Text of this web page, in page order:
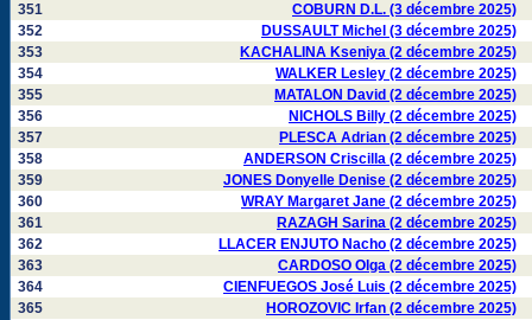
351
COBURN D.L. (3 décembre 2025)
352
DUSSAULT Michel (3 décembre 2025)
353
KACHALINA Kseniya (2 décembre 2025)
354
WALKER Lesley (2 décembre 2025)
355
MATALON David (2 décembre 2025)
356
NICHOLS Billy (2 décembre 2025)
357
PLESCA Adrian (2 décembre 2025)
358
ANDERSON Criscilla (2 décembre 2025)
359
JONES Donyelle Denise (2 décembre 2025)
360
WRAY Margaret Jane (2 décembre 2025)
361
RAZAGH Sarina (2 décembre 2025)
362
LLACER ENJUTO Nacho (2 décembre 2025)
363
CARDOSO Olga (2 décembre 2025)
364
CIENFUEGOS José Luis (2 décembre 2025)
365
HOROZOVIC Irfan (2 décembre 2025)